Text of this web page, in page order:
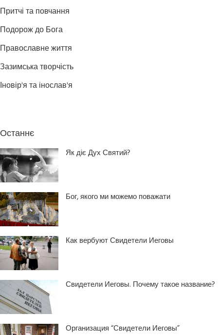
Притчі та повчання
Подорож до Бога
Православне життя
Зазимська творчість
Іновір'я та інослав'я
Останнє
Як діє Дух Святий?
Бог, якого ми можемо поважати
Как вербуют Свидетели Иеговы
Свидетели Иеговы. Почему такое название?
Организация “Свидетели Иеговы”